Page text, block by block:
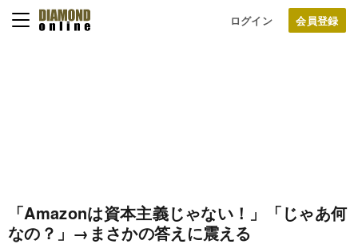
ログイン
「Amazonは資本主義じゃない！」「じゃあ何
なの？」→まさかの答えに震える